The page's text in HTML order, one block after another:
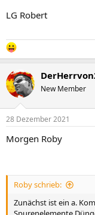
LG Robert
New Member
28 Dezember 2021
Morgen Roby
Roby schrieb:
Zunächst ist ein a.